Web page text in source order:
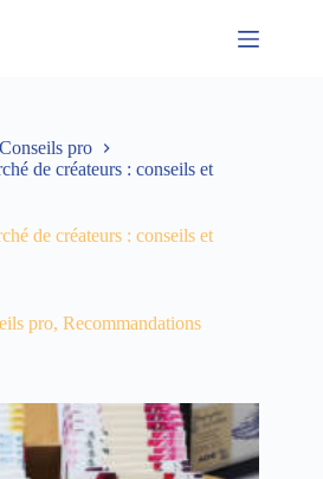
pro
de créateurs : conseils et
de créateurs : conseils et
pro, Recommandations